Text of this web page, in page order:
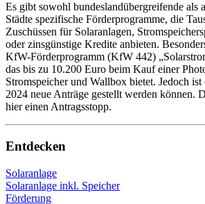
Es gibt sowohl bundeslandübergreifende als
Städte spezifische Förderprogramme, die
Zuschüssen für Solaranlagen,
oder zinsgünstige Kredite anbieten.
KfW-Förderprogramm (KfW 442)
das bis zu 10.200 Euro beim Kauf einer
Stromspeicher und Wallbox bietet. Jedoch
2024 neue Anträge gestellt werden können.
hier einen Antragsstopp.
Entdecken
Solaranlage
Solaranlage inkl. Speicher
Förderung